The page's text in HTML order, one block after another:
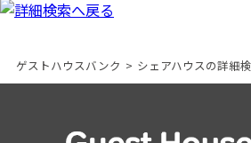
ゲストハウスバンク > シェアハウスの詳細